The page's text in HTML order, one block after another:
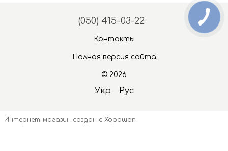
(050) 415-03-22
Контакты
Полная версия сайта
© 2026
Укр Рус
Интернет-магазин создан с Хорошоп